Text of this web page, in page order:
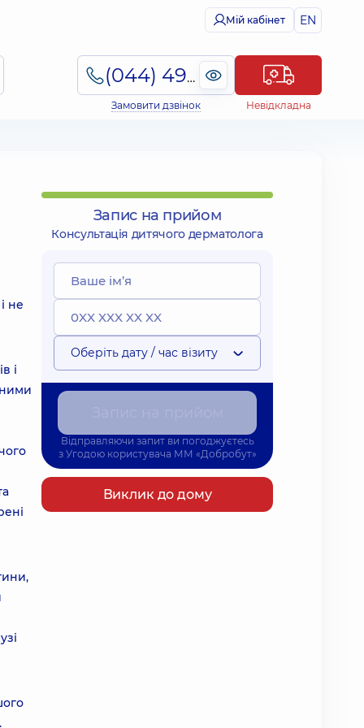
Мій кабінет EN
(044) 495-2-888
Замовити дзвінок Невідкладна
не
і
Запис на прийом
Консультація дитячого дерматолога
Оберіть дату / час візиту
Відправляючи запит ви погоджуєтесь
з Угодою користувача ММ «Добробут»
Виклик до дому